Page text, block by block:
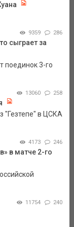
9359 286
сыграет за
поединок 3-го
13060 258
"Гезтепе" в ЦСКА
4173 246
в матче 2-го
11754 240